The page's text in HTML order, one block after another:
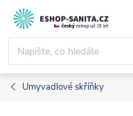
Přejít
obsah
Umyvadlové skříňky